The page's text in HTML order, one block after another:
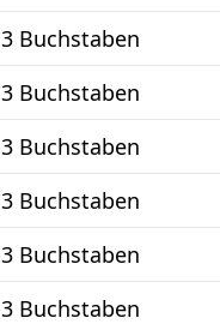
3 Buchstaben
3 Buchstaben
3 Buchstaben
3 Buchstaben
3 Buchstaben
3 Buchstaben